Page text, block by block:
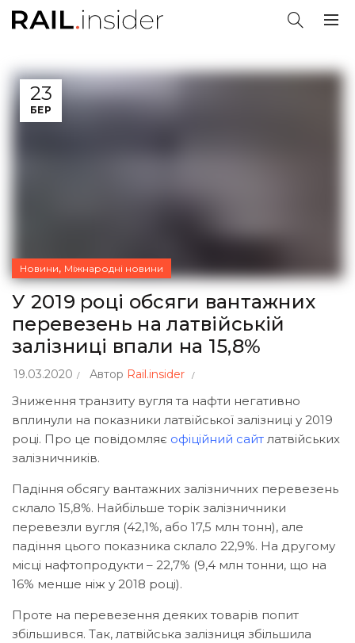
23
БЕР
Новини, Міжнародні новини
У 2019 році обсяги вантажних
перевезень на латвійській
залізниці впали на 15,8%
19.03.2020 Автор Rail.insider
Зниження транзиту вугля та нафти негативно
вплинули на показники латвійської залізниці у 2019
році. Про це повідомляє офіційний сайт латвійських
залізничників.
Падіння обсягу вантажних залізничних перевезень
склало 15,8%. Найбільше торік залізничники
перевезли вугля (42,1%, або 17,5 млн тонн), але
падіння цього показника склало 22,9%. На другому
місці нафтопродукти – 22,7% (9,4 млн тонни, що на
16% менше ніж у 2018 році).
Проте на перевезення деяких товарів попит
збільшився. Так, латвійська залізниця збільшила